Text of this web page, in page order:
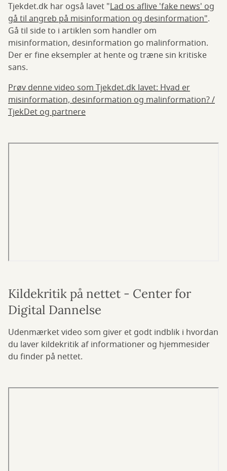
Tjekdet.dk har også lavet "Lad os aflive 'fake news' og
gå til angreb på misinformation og desinformation".
Gå til side to i artiklen som handler om
misinformation, desinformation go malinformation.
Der er fine eksempler at hente og træne sin kritiske
sans.
Prøv denne video som Tjekdet.dk lavet: Hvad er
misinformation, desinformation og malinformation? /
TjekDet og partnere
Kildekritik på nettet - Center for
Digital Dannelse
Udenmærket video som giver et godt indblik i hvordan
du laver kildekritik af informationer og hjemmesider
du finder på nettet.